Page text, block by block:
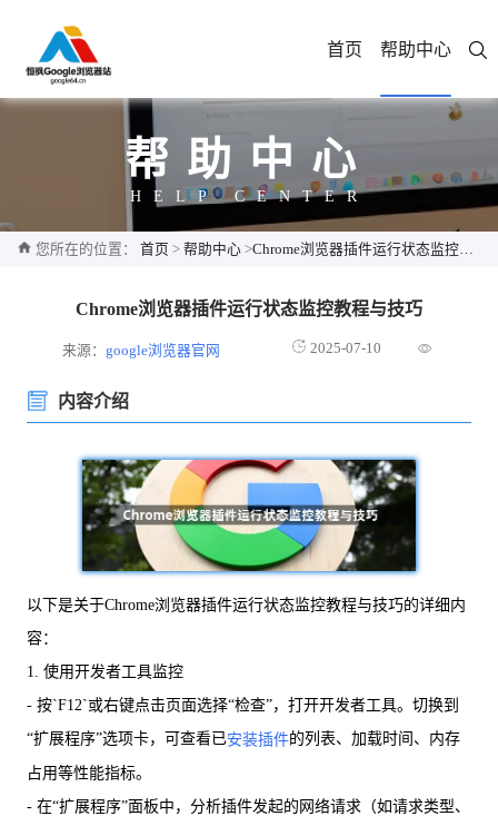
首页 帮助中心
帮助中心
HELP CENTER
您所在的位置： 首页 > 帮助中心 >Chrome浏览器插件运行状态监控教程与技巧
Chrome浏览器插件运行状态监控教程与技巧
来源：google浏览器官网 2025-07-10
内容介绍
以下是关于Chrome浏览器插件运行状态监控教程与技巧的详细内
容：
1. 使用开发者工具监控
- 按`F12`或右键点击页面选择“检查”，打开开发者工具。切换到
“扩展程序”选项卡，可查看已安装插件的列表、加载时间、内存
占用等性能指标。
- 在“扩展程序”面板中，分析插件发起的网络请求（如请求类型、